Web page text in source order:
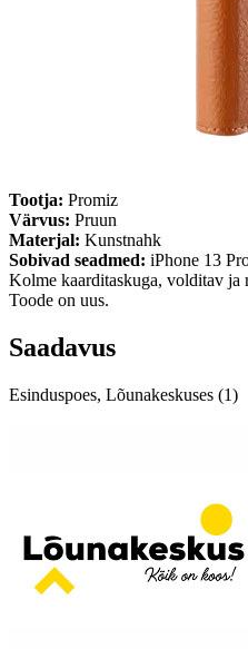
Tootja: Promiz
Värvus: Pruun
Materjal: Kunstnahk
Sobivad seadmed: iPhone 13
Kolme kaarditaskuga, volditav ja
Toode on uus.
Saadavus
Esinduspoes, Lõunakeskuses (1)